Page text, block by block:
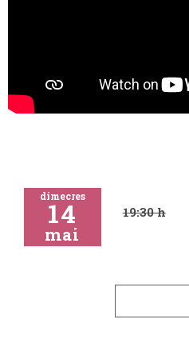
dimecres
14
mai
19:30 h